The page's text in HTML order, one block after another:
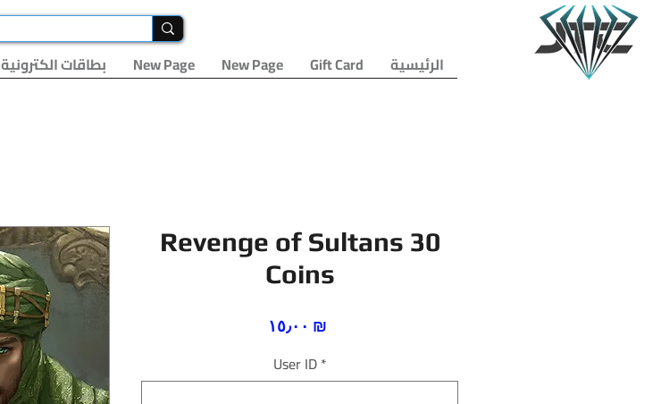
الرئيسية Gift Card
New Page
New Page بطاقات الكترونية
Revenge of Sultans 30
Coins
‏١٥٫٠٠ ₪
User ID*